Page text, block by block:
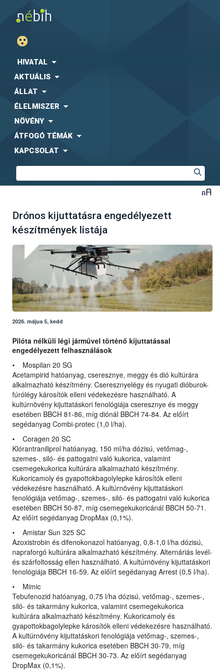
HIVATAL
AKTUÁLIS
ÁLLAT
ÉLELMISZER
NÖVÉNY
ÁTFOGÓ TÉMÁK
KAPCSOLAT
Drónos kijuttatásra engedélyezett
készítmények listája
2026. május 5, kedd
Pilóta nélküli légi járművel történő kijuttatással
engedélyezett felhasználások
• Mospilan 20 SG
Acetampirid hatóanyag, cseresznye, meggy és dió kultúrára
alkalmazható készítmény. Cseresznyelégy és nyugati dióburok-
fúrólégy károsítók elleni védekezésre használható. A
kultúrnövény kijuttatáskori fenológiája cseresznye és meggy
esetében BBCH 81-86, míg diónál BBCH 74-84. Az előírt
segédanyag Combi-protec (1,0 l/ha).
• Coragen 20 SC
Klórantraniliprol hatóanyag, 150 ml/ha dózisú, vetőmag-,
szemes-, siló- és pattogatni való kukorica, valamint
csemegekukorica kultúrára alkalmazható készítmény.
Kukoricamoly és gyapottokbagolylepke károsítók elleni
védekezésre használható. A kultúrnövény kijuttatáskori
fenológiája vetőmag-, szemes-, siló- és pattogatni való kukorica
esetében BBCH 50-87, míg csemegekukoricánál BBCH 50-71.
Az előírt segédanyag DropMax (0,1%).
• Amistar Sun 325 SC
Azoxistrobin és difenokonazol hatóanyag, 0,8-1,0 l/ha dózisú,
napraforgó kultúrára alkalmazható készítmény. Alternáriás levél-
és szárfoltosság ellen használható. A kultúrnövény kijuttatáskori
fenológiája BBCH 16-59. Az előírt segédanyag Arrest (0,5 l/ha).
• Mimic
Tebufenozid hatóanyag, 0,75 l/ha dózisú, vetőmag-, szemes-,
siló- és takarmány kukorica, valamint csemegekukorica
kultúrára alkalmazható készítmény. Kukoricamoly és
gyapottokbagolylepke károsítók elleni védekezésre használható.
A kultúrnövény kijuttatáskori fenológiája vetőmag-, szemes-,
siló- és takarmány kukorica esetében BBCH 30-79, míg
csemegekukoricánál BBCH 30-73. Az előírt segédanyag
DropMax (0,1%).